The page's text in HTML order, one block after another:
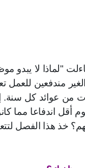
"لماذا لا يبدو
مندفعين للعمل
أقل اندفاعا مما
خذ هذا الفصل